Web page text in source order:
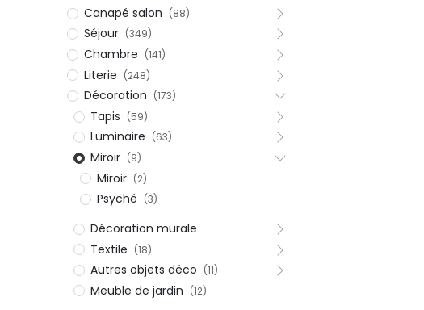
Canapé salon (88)
Séjour (349)
Chambre (141)
Literie (248)
Décoration (173)
Tapis (59)
Luminaire (63)
Miroir (9)
Miroir (2)
Psyché (3)
Décoration murale
Textile (18)
Autres objets déco (11)
Meuble de jardin (12)